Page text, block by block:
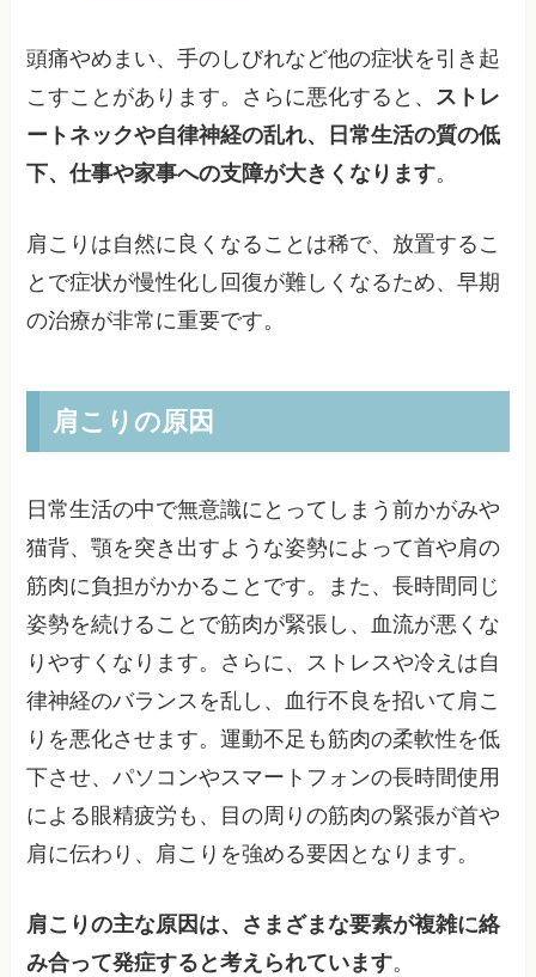
頭痛やめまい、手のしびれなど他の症状を引き起
こすことがあります。さらに悪化すると、 ストレ
ートネックや自律神経の乱れ、日常生活の質の低
下、仕事や家事への支障が大きくなります。
肩こりは自然に良くなることは稀で、放置するこ
とで症状が慢性化し回復が難しくなるため、早期
の治療が非常に重要です。
肩こりの原因
日常生活の中で無意識にとってしまう前かがみや
猫背、顎を突き出すような姿勢によって首や肩の
筋肉に負担がかかることです。また、長時間同じ
姿勢を続けることで筋肉が緊張し、血流が悪くな
りやすくなります。さらに、ストレスや冷えは自
律神経のバランスを乱し、血行不良を招いて肩こ
りを悪化させます。運動不足も筋肉の柔軟性を低
下させ、パソコンやスマートフォンの長時間使用
による眼精疲労も、目の周りの筋肉の緊張が首や
肩に伝わり、肩こりを強める要因となります。
肩こりの主な原因は、さまざまな要素が複雑に絡
み合って発症すると考えられています。